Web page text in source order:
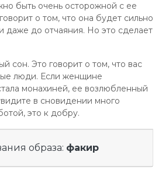
быть очень осторожной с ее
о том, что она будет сильно
даже до отчаяния. Но это сделает
сон. Это говорит о том, что вас
люди. Если женщине
монахиней, ее возлюбленный
в сновидении много
это к добру.
образа: факир